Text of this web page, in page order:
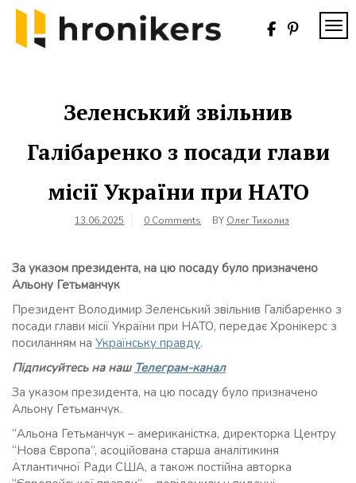
Skip
content
Зеленський звільнив
Галібаренко з посади глави
місії України при НАТО
13.06.2025 0 Comments BY Олег Тихолиз
За указом президента, на цю посаду було призначено
Альону Гетьманчук
Президент Володимир Зеленський звільнив Галібаренко з
посади глави місії України при НАТО, передає Хронікерс з
посиланням на Українську правду.
Підписуйтесь на наш Телеграм-канал
За указом президента, на цю посаду було призначено
Альону Гетьманчук.
“Альона Гетьманчук – американістка, директорка Центру
“Нова Європа”, асоційована старша аналітикиня
Атлантичної Ради США, а також постійна авторка